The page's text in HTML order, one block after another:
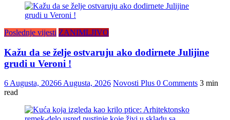
Poslednje vijesti ZANIMLJIVO
Kažu da se želje ostvaruju ako dodirnete Julijine
grudi u Veroni !
6 Augusta, 20266 Augusta, 2026 Novosti Plus 0 Comments 3 min
read